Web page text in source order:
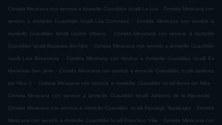
Comida Mexicana con servicio a domicilio Cuautitlán Izcalli La Luz . Comida Mexicana con
servicio a domicilio Cuautitlán Izcalli Las Conchitas . Comida Mexicana con servicio a
domicilio Cuautitlán Izcalli Centro Urbano . Comida Mexicana con servicio a domicilio
Cuautitlán Izcalli Bosques del Alba . Comida Mexicana con servicio a domicilio Cuautitlán
Izcalli Luis Echeverria . Comida Mexicana con servicio a domicilio Cuautitlán Izcalli Ex
Hacienda San Jose . Comida Mexicana con servicio a domicilio Cuautitlán Izcalli Jardines
del Alba 2 . Comida Mexicana con servicio a domicilio Cuautitlán Izcalli Arcos del Alba .
Comida Mexicana con servicio a domicilio Cuautitlán Izcalli Jardines de la Hacienda .
Comida Mexicana con servicio a domicilio Cuautitlán Izcalli Santiago Tepalcapa . Comida
Mexicana con servicio a domicilio Cuautitlán Izcalli Francisco Villa . Comida Mexicana con